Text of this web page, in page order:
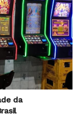
da